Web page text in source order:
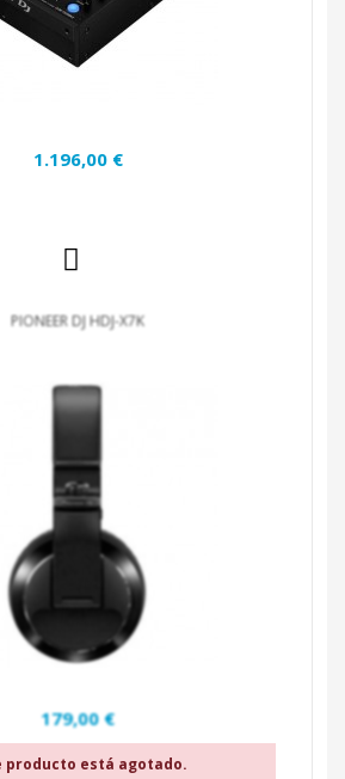
1.196,00 €
PIONEER DJ HDJ-X7K
179,00 €
producto está agotado.